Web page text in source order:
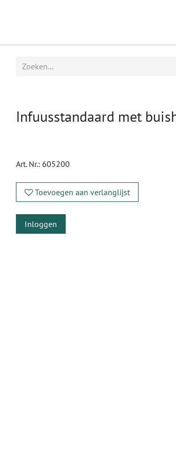
Infuusstandaard met
Art. Nr.: 605200
Toevoegen aan verlanglijst
Inloggen